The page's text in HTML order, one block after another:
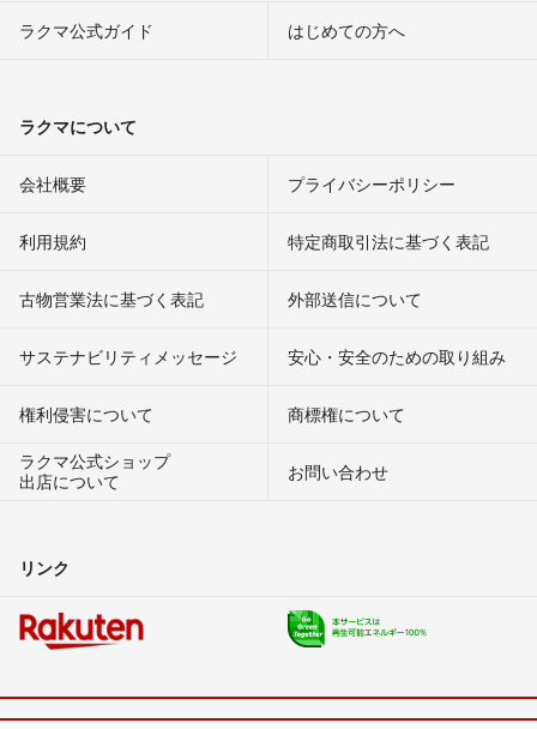
ラクマ公式ガイド はじめての方へ
ラクマについて
会社概要 プライバシーポリシー
利用規約 特定商取引法に基づく表記
古物営業法に基づく表記 外部送信について
サステナビリティメッセージ 安心・安全のための取り組み
権利侵害について
商標権について
ラクマ公式ショップ
出店について
お問い合わせ
リンク